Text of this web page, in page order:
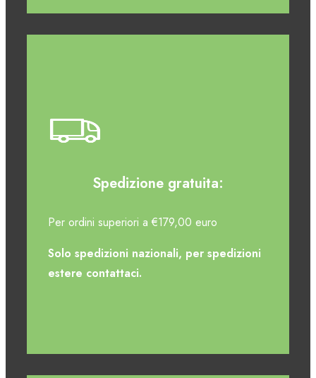
Spedizione gratuita:
Per ordini superiori a €179,00 euro
Solo spedizioni nazionali, per spedizioni
estere contattaci.